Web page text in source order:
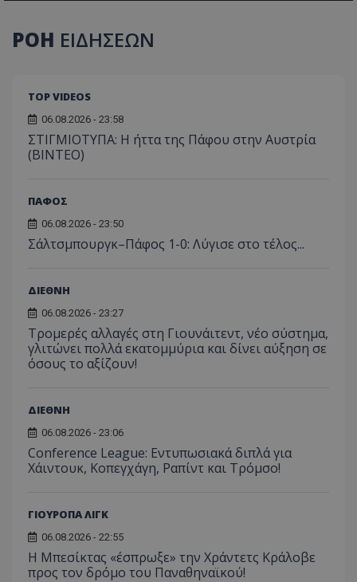
ΡΟΗ ΕΙΔΗΣΕΩΝ
TOP VIDEOS
06.08.2026 - 23:58
ΣΤΙΓΜΙΟΤΥΠΑ: Η ήττα της Πάφου στην Αυστρία
(ΒΙΝΤΕΟ)
ΠΑΦΟΣ
06.08.2026 - 23:50
Σάλτσμπουργκ–Πάφος 1-0: Λύγισε στο τέλος...
ΔΙΕΘΝΗ
06.08.2026 - 23:27
Τρομερές αλλαγές στη Γιουνάιτεντ, νέο σύστημα,
γλιτώνει πολλά εκατομμύρια και δίνει αύξηση σε
όσους το αξίζουν!
ΔΙΕΘΝΗ
06.08.2026 - 23:06
Conference League: Εντυπωσιακά διπλά για
Χάιντουκ, Κοπεγχάγη, Ραπίντ και Τρόμσο!
ΓΙΟΥΡΟΠΑ ΛΙΓΚ
06.08.2026 - 22:55
Η Μπεσίκτας «έσπρωξε» την Χράντετς Κράλοβε
προς τον δρόμο του Παναθηναϊκού!